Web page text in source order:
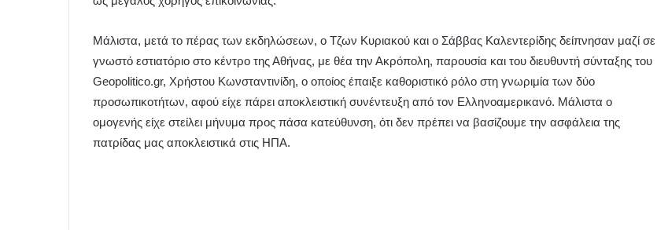
Μάλιστα, μετά το πέρας των εκδηλώσεων, ο Τζων Κυριακού και ο Σάββας Καλεντερίδης δείπνησαν μαζί σε
γνωστό εστιατόριο στο κέντρο της Αθήνας, με θέα την Ακρόπολη, παρουσία και του διευθυντή σύνταξης του
Geopolitico.gr, Χρήστου Κωνσταντινίδη, o οποίος έπαιξε καθοριστικό ρόλο στη γνωριμία των δύο
προσωπικοτήτων, αφού είχε πάρει αποκλειστική συνέντευξη από τον Ελληνοαμερικανό. Μάλιστα ο
ομογενής είχε στείλει μήνυμα προς πάσα κατεύθυνση, ότι δεν πρέπει να βασίζουμε την ασφάλεια της
πατρίδας μας αποκλειστικά στις ΗΠΑ.